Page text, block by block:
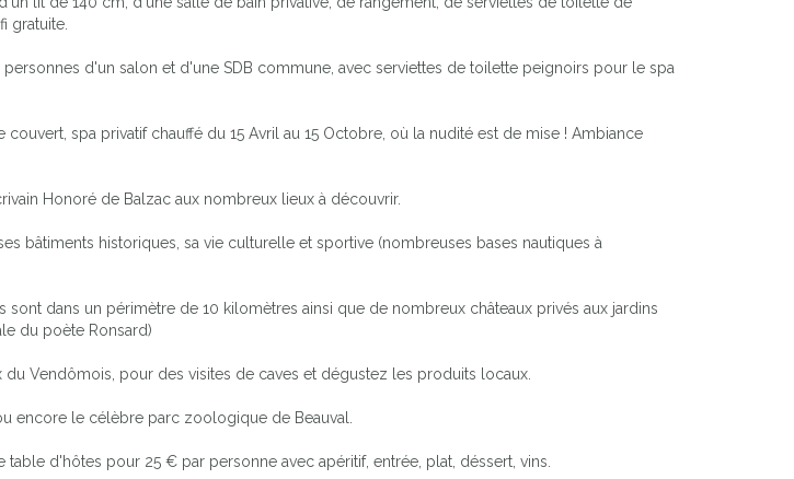
gratuite.
d'un salon et d'une SDB commune, avec serviettes de toilette peignoirs pour le spa
spa privatif chauffé du 15 Avril au 15 Octobre, où la nudité est de mise ! Ambiance
Honoré de Balzac aux nombreux lieux à découvrir.
bâtiments historiques, sa vie culturelle et sportive (nombreuses bases nautiques à
dans un périmètre de 10 kilomètres ainsi que de nombreux châteaux privés aux jardins
du poète Ronsard)
Vendômois, pour des visites de caves et dégustez les produits locaux.
encore le célèbre parc zoologique de Beauval.
d'hôtes pour 25 € par personne avec apéritif, entrée, plat, déssert, vins.